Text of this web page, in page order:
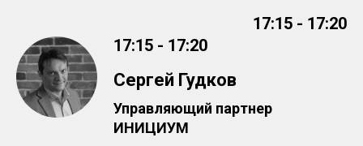
17:15 - 17:20
17:15 - 17:20
Сергей Гудков
Управляющий партнер
ИНИЦИУМ